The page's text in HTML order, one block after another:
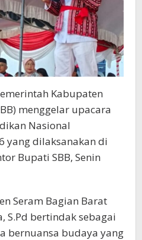
Kabupaten
menggelar upacara
Nasional
yang dilaksanakan di
Bupati SBB, Senin
Seram Bagian Barat
S.Pd bertindak sebagai
bernuansa budaya yang